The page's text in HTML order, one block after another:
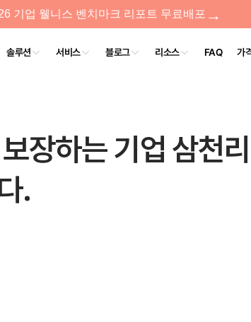
장하는 기업 삼천
.